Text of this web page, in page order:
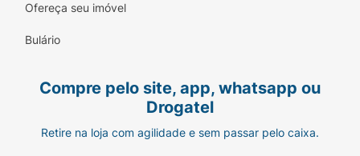
Ofereça seu imóvel
Bulário
Compre pelo site, app, whatsapp ou
Drogatel
Retire na loja com agilidade e sem passar pelo caixa.